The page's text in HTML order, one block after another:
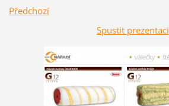
Předchozí
Spustit prezentaci